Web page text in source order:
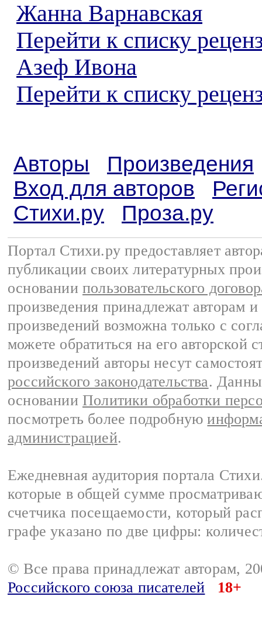
Жанна Варнавская
Перейти к списку
Азеф Ивона
Перейти к списку
Авторы
Произведения
Вход для авторов
Стихи.ру
Проза.ру
Портал Стихи.ру предоставляет
публикации своих литературных
основании пользовательского
произведения принадлежат авторам
произведений возможна только с
можете обратиться на его авторской
произведений авторы несут
российского законодательства.
основании Политики обработки
посмотреть более подробную
администрацией.
Ежедневная аудитория портала
которые в общей сумме
счетчика посещаемости, который
графе указано по две цифры:
© Все права принадлежат авторам,
Российского союза писателей
18+